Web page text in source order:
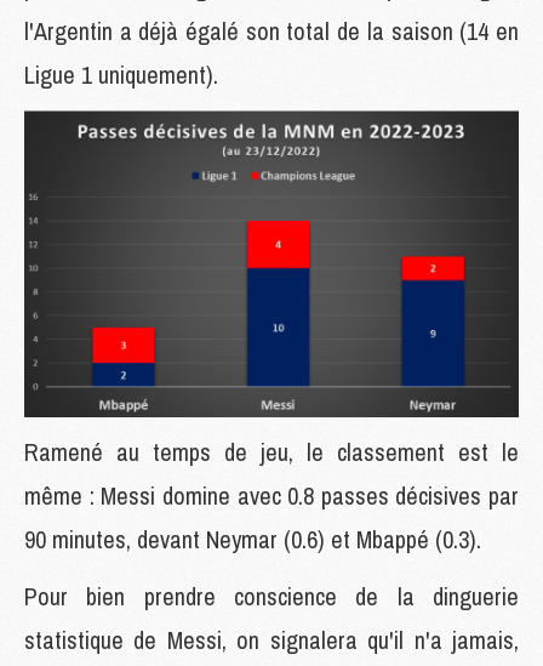
l'Argentin a déjà égalé son total de la saison (14 en
Ligue 1 uniquement).
Ramené au temps de jeu, le classement est le
même : Messi domine avec 0.8 passes décisives par
90 minutes, devant Neymar (0.6) et Mbappé (0.3).
Pour bien prendre conscience de la dinguerie
statistique de Messi, on signalera qu'il n'a jamais,